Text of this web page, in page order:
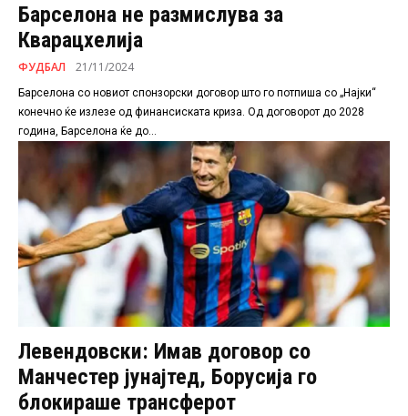
Барселона не размислува за
Кварацхелија
ФУДБАЛ 21/11/2024
Барселона со новиот спонзорски договор што го потпиша со „Најки“
конечно ќе излезе од финансиската криза. Од договорот до 2028
година, Барселона ќе до...
Левендовски: Имав договор со
Манчестер јунајтед, Борусија го
блокираше трансферот